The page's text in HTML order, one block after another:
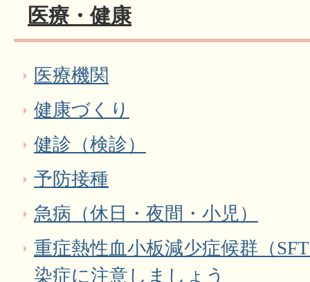
医療・健康
医療機関
健康づくり
健診（検診）
予防接種
急病（休日・夜間・小児）
重症熱性血小板減少症候群（
染症に注意しましょう